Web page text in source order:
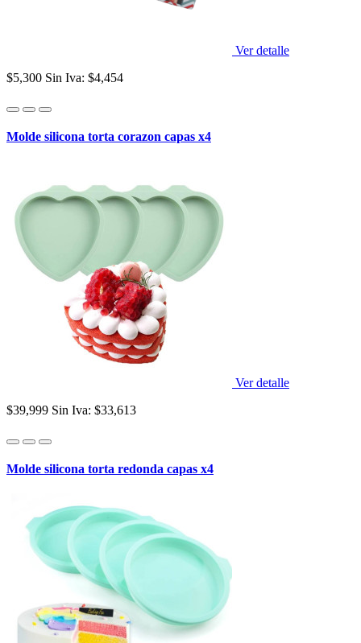
Ver detalle
$5,300 Sin Iva: $4,454
Molde silicona torta corazon capas x4
Ver detalle
$39,999 Sin Iva: $33,613
Molde silicona torta redonda capas x4